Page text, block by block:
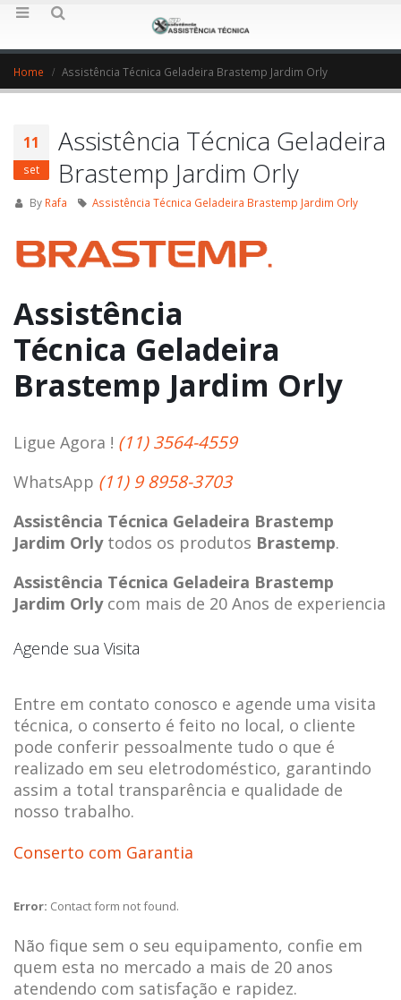
Home Assistência Técnica Geladeira Brastemp Jardim Orly
11
set
Assistência Técnica Geladeira
Brastemp Jardim Orly
By Rafa Assistência Técnica Geladeira Brastemp Jardim Orly
Assistência
Técnica Geladeira
Brastemp Jardim Orly
Ligue Agora ! (11) 3564-4559
WhatsApp (11) 9 8958-3703
Assistência Técnica Geladeira Brastemp
Jardim Orlytodos os produtos Brastemp.
Assistência Técnica Geladeira Brastemp
Jardim Orlycom mais de 20 Anos de experiencia
Agende sua Visita
Entre em contato conosco e agende uma visita
técnica, o conserto é feito no local, o cliente
pode conferir pessoalmente tudo o que é
realizado em seu eletrodoméstico, garantindo
assim a total transparência e qualidade de
nosso trabalho.
Conserto com Garantia
Error: Contact form not found.
Não fique sem o seu equipamento, confie em
quem esta no mercado a mais de 20 anos
atendendo com satisfação e rapidez.